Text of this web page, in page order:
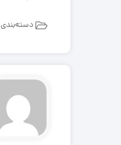
دسته‌بندی